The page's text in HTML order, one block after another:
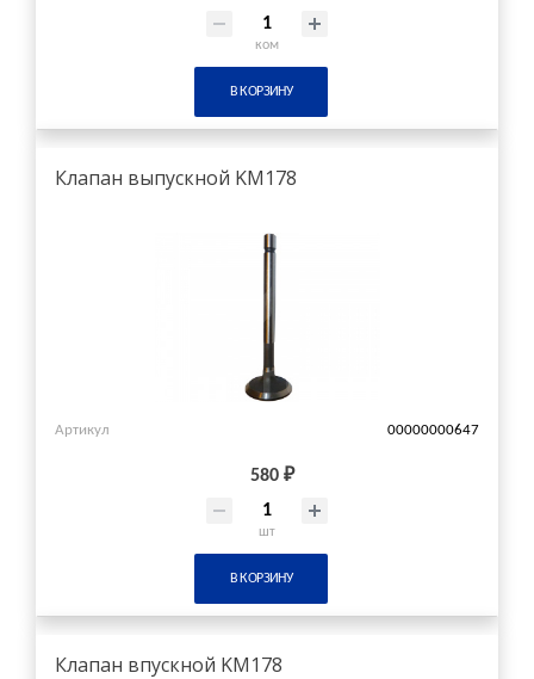
ком
В КОРЗИНУ
Клапан выпускной KM178
Артикул 00000000647
580 ₽
шт
В КОРЗИНУ
Клапан впускной KM178